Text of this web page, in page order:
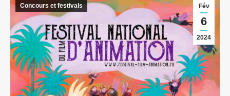
Fév
6
2024
Concours et festivals